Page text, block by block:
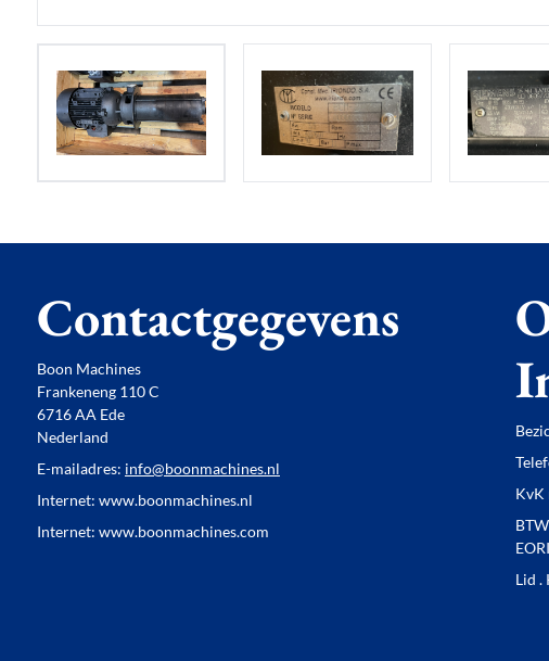
Contactgegevens
Boon Machines
Frankeneng 110 C
6716 AA Ede
Nederland
E-mailadres: info@boonmachines.nl
Internet: www.boonmachines.nl
Internet: www.boonmachines.com
KvK
Lid .